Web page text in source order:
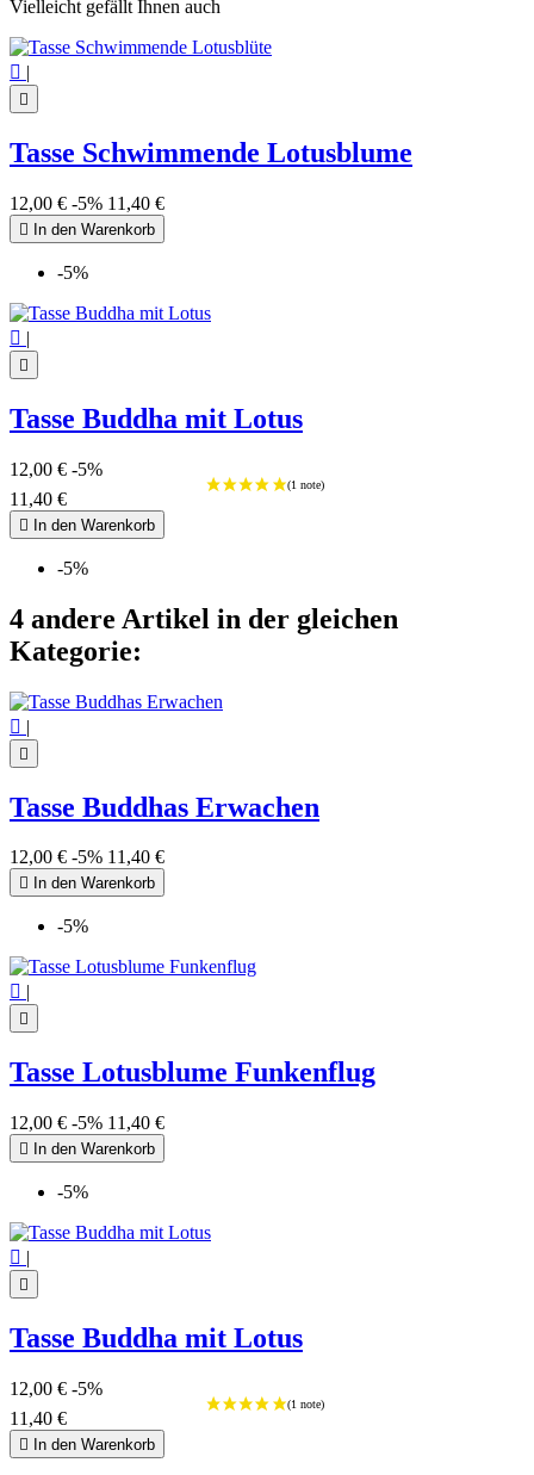
Vielleicht gefällt Ihnen auch
 |

Tasse Schwimmende Lotusblume
12,00 € -5% 11,40 €
 In den Warenkorb
-5%
 |

Tasse Buddha mit Lotus
12,00 € -5%
11,40 €
 In den Warenkorb
-5%
4 andere Artikel in der gleichen
Kategorie:
 |

Tasse Buddhas Erwachen
12,00 € -5% 11,40 €
 In den Warenkorb
-5%
 |

Tasse Lotusblume Funkenflug
12,00 € -5% 11,40 €
 In den Warenkorb
-5%
 |

Tasse Buddha mit Lotus
12,00 € -5%
11,40 €
 In den Warenkorb